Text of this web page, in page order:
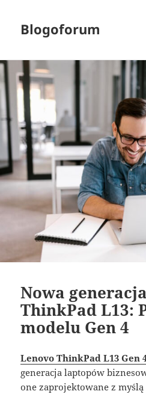
Blogoforum
Nowa
ThinkPad L13:
modelu Gen 4
Lenovo ThinkPad L13 Gen
generacja laptopów
one zaprojektowane z